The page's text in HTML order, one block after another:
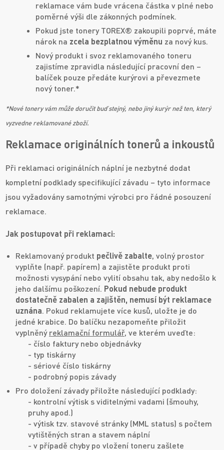
reklamace vám bude vrácena částka v plné nebo
poměrné výši dle zákonných podmínek.
Pokud jste tonery TOREX® zakoupili poprvé, máte
nárok na zcela bezplatnou výměnu za nový kus.
Nový produkt i svoz reklamovaného toneru
zajistíme zpravidla následující pracovní den –
balíček pouze předáte kurýrovi a převezmete
nový toner.*
*Nové tonery vám může doručit buď stejný, nebo jiný kurýr než ten, který
vyzvedne reklamované zboží.
Reklamace originálních tonerů a inkoustů
Při reklamaci originálních náplní je nezbytné dodat
kompletní podklady specifikující závadu – tyto informace
jsou vyžadovány samotnými výrobci pro řádné posouzení
reklamace.
Jak postupovat při reklamaci:
Reklamovaný produkt pečlivě zabalte, volný prostor
vyplňte (např. papírem) a zajistěte produkt proti
možnosti vysypání nebo vylití obsahu tak, aby nedošlo k
jeho dalšímu poškození. Pokud nebude produkt
dostatečně zabalen a zajištěn, nemusí být reklamace
uznána. Pokud reklamujete více kusů, uložte je do
jedné krabice. Do balíčku nezapomeňte přiložit
vyplněný reklamační formulář, ve kterém uveďte:
- číslo faktury nebo objednávky
- typ tiskárny
- sériové číslo tiskárny
- podrobný popis závady
Pro doložení závady přiložte následující podklady:
- kontrolní výtisk s viditelnými vadami (šmouhy,
pruhy apod.)
- výtisk tzv. stavové stránky (MML status) s počtem
vytištěných stran a stavem náplní
- v případě chyby po vložení toneru zašlete